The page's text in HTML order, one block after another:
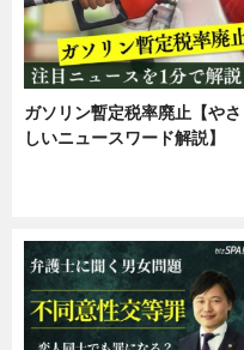
ガソリン暫定税率廃止【やさ
しいニュースワード解説】